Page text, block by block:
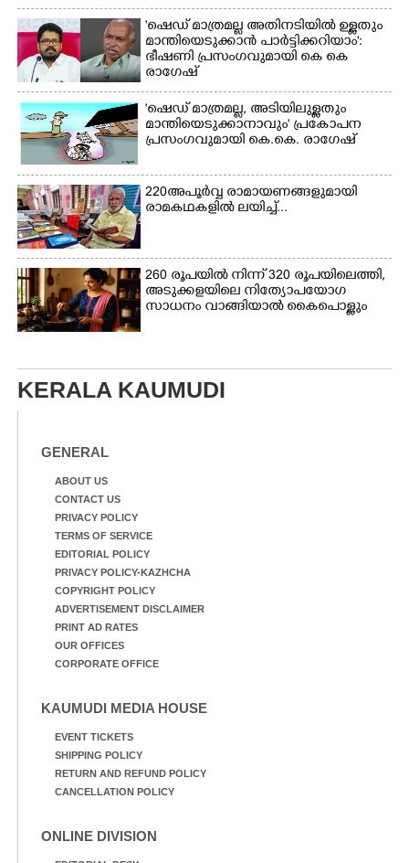
'ഷെഡ് മാത്രമല്ല അതിനടിയിൽ ഉള്ളതും
മാന്തിയെടുക്കാൻ പാർട്ടിക്കറിയാം':
ഭീഷണി പ്രസംഗവുമായി കെ കെ
രാഗേഷ്
'ഷെഡ് മാത്രമല്ല, അടിയിലുള്ളതും
മാന്തിയെടുക്കാനാവും' പ്രകോപന
പ്രസംഗവുമായി കെ.കെ. രാഗേഷ്
220 അപൂർവ്വ രാമായണങ്ങളുമായി
രാമകഥകളിൽ ലയിച്ച്...
260 രൂപയിൽ നിന്ന് 320 രൂപയിലെത്തി,
അടുക്കളയിലെ നിത്യോപയോഗ
സാധനം വാങ്ങിയാൽ കൈപൊള്ളും
KERALA KAUMUDI
GENERAL
ABOUT US
CONTACT US
PRIVACY POLICY
TERMS OF SERVICE
EDITORIAL POLICY
PRIVACY POLICY-KAZHCHA
COPYRIGHT POLICY
ADVERTISEMENT DISCLAIMER
PRINT AD RATES
OUR OFFICES
CORPORATE OFFICE
KAUMUDI MEDIA HOUSE
EVENT TICKETS
SHIPPING POLICY
RETURN AND REFUND POLICY
CANCELLATION POLICY
ONLINE DIVISION